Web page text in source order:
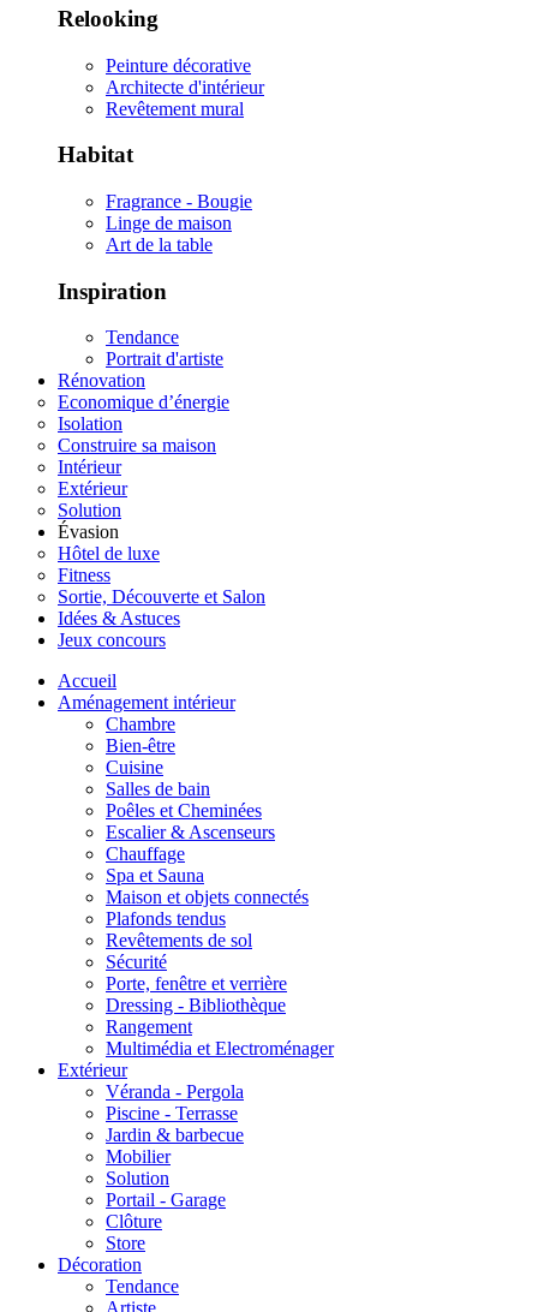
Relooking
Peinture décorative
Architecte d'intérieur
Revêtement mural
Habitat
Fragrance - Bougie
Linge de maison
Art de la table
Inspiration
Tendance
Portrait d'artiste
Rénovation
Economique d’énergie
Isolation
Construire sa maison
Intérieur
Extérieur
Solution
Évasion
Hôtel de luxe
Fitness
Sortie, Découverte et Salon
Idées & Astuces
Jeux concours
Accueil
Aménagement intérieur
Chambre
Bien-être
Cuisine
Salles de bain
Poêles et Cheminées
Escalier & Ascenseurs
Chauffage
Spa et Sauna
Maison et objets connectés
Plafonds tendus
Revêtements de sol
Sécurité
Porte, fenêtre et verrière
Dressing - Bibliothèque
Rangement
Multimédia et Electroménager
Extérieur
Véranda - Pergola
Piscine - Terrasse
Jardin & barbecue
Mobilier
Solution
Portail - Garage
Clôture
Store
Décoration
Tendance